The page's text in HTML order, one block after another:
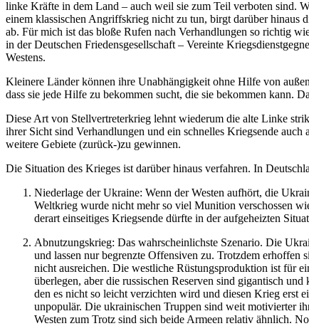
linke Kräfte in dem Land – auch weil sie zum Teil verboten sind.
einem klassischen Angriffskrieg nicht zu tun, birgt darüber
ab. Für mich ist das bloße Rufen nach Verhandlungen so richtig
in der Deutschen Friedensgesellschaft – Vereinte
Westens.
Kleinere Länder können ihre Unabhängigkeit ohne Hilfe von
dass sie jede Hilfe zu bekommen sucht, die sie bekommen kann.
Diese Art von Stellvertreterkrieg lehnt wiederum die alte Linke
ihrer Sicht sind Verhandlungen und ein schnelles Kriegsende
weitere Gebiete (zurück-)zu gewinnen.
Die Situation des Krieges ist darüber hinaus verfahren. In
Niederlage der Ukraine: Wenn der Westen aufhört, die
Weltkrieg wurde nicht mehr so viel Munition verschossen
derart einseitiges Kriegsende dürfte in der aufgeheizten
Abnutzungskrieg: Das wahrscheinlichste Szenario. Die
und lassen nur begrenzte Offensiven zu. Trotzdem erhoffen
nicht ausreichen. Die westliche Rüstungsproduktion ist für
überlegen, aber die russischen Reserven sind gigantisch
den es nicht so leicht verzichten wird und diesen Krieg erst
unpopulär. Die ukrainischen Truppen sind weit motivierter
Westen zum Trotz sind sich beide Armeen relativ ähnlich.